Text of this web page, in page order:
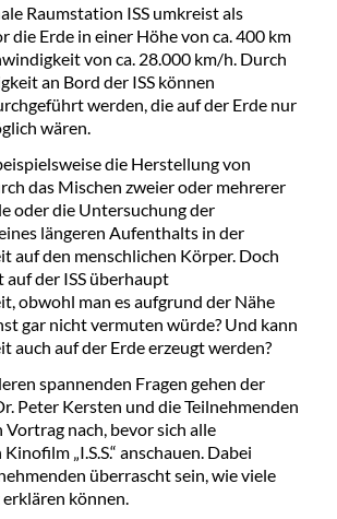
Raumstation ISS umkreist als
die Erde in einer Höhe von ca. 400 km
von ca. 28.000 km/h. Durch
an Bord der ISS können
werden, die auf der Erde nur
wären.
die Herstellung von
das Mischen zweier oder mehrerer
oder die Untersuchung der
längeren Aufenthalts in der
auf den menschlichen Körper. Doch
der ISS überhaupt
obwohl man es aufgrund der Nähe
gar nicht vermuten würde? Und kann
auch auf der Erde erzeugt werden?
spannenden Fragen gehen der
Peter Kersten und die Teilnehmenden
Vortrag nach, bevor sich alle
„I.S.S.“ anschauen. Dabei
überrascht sein, wie viele
können.